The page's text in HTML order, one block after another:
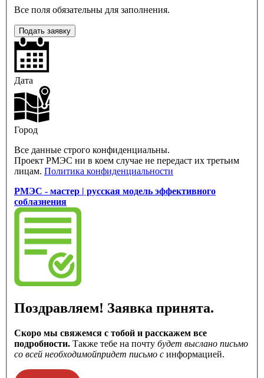
Все поля обязательны для заполнения.
Подать заявку
Дата
Город
Все данные строго конфиденциальны.
Проект РМЭС ни в коем случае не передаст их третьим
лицам. Политика конфиденциальности
РМЭС - мастер | русская модель эффективного
соблазнения
Поздравляем! Заявка принята.
Скоро мы свяжемся с тобой и расскажем все
подробности. Также тебе на почту будет выслано письмо
со всей необходимойпридет письмо с информацией.